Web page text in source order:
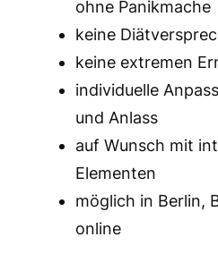
ohne Panikmache
keine
keine extremen
individuelle
und Anlass
auf Wunsch mit
Elementen
möglich in Berlin,
online